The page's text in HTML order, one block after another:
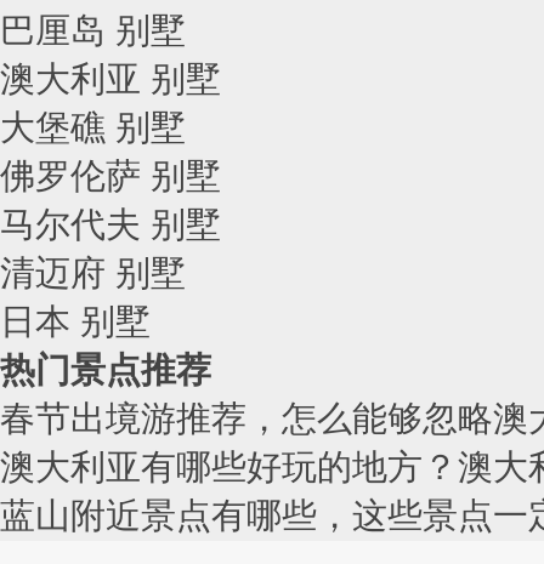
巴厘岛 别墅
澳大利亚 别墅
大堡礁 别墅
佛罗伦萨 别墅
马尔代夫 别墅
清迈府 别墅
日本 别墅
热门景点推荐
春节出境游推荐，怎么能够忽略澳
澳大利亚有哪些好玩的地方？澳大
蓝山附近景点有哪些，这些景点一